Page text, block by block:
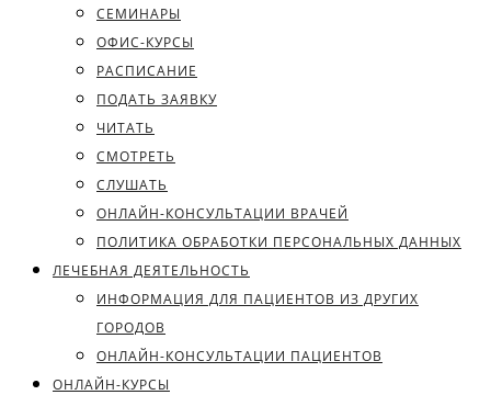
СЕМИНАРЫ
ОФИС-КУРСЫ
РАСПИСАНИЕ
ПОДАТЬ ЗАЯВКУ
ЧИТАТЬ
СМОТРЕТЬ
СЛУШАТЬ
ОНЛАЙН-КОНСУЛЬТАЦИИ ВРАЧЕЙ
ПОЛИТИКА ОБРАБОТКИ ПЕРСОНАЛЬНЫХ ДАННЫХ
ЛЕЧЕБНАЯ ДЕЯТЕЛЬНОСТЬ
ИНФОРМАЦИЯ ДЛЯ ПАЦИЕНТОВ ИЗ ДРУГИХ
ГОРОДОВ
ОНЛАЙН-КОНСУЛЬТАЦИИ ПАЦИЕНТОВ
ОНЛАЙН-КУРСЫ